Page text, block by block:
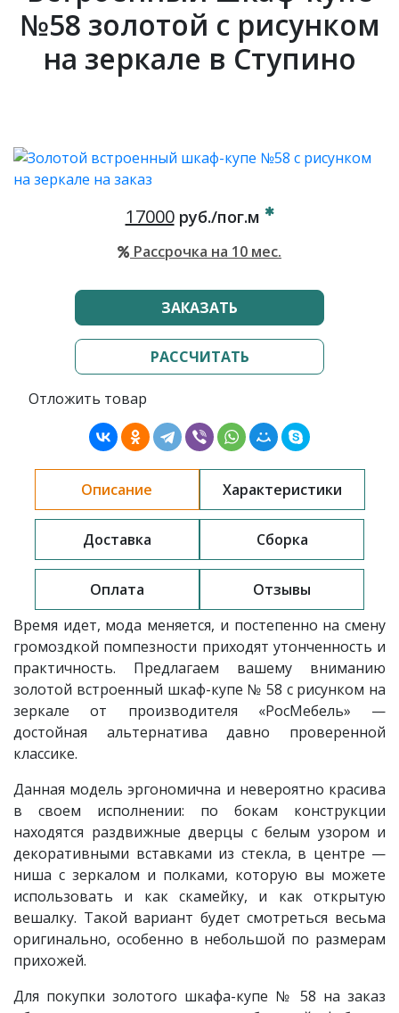
№58 золотой с рисунком
на зеркале в Ступино
17000руб./пог.м
Рассрочка на 10 мес.
ЗАКАЗАТЬ
РАССЧИТАТЬ
Отложить товар
Описание Характеристики
Доставка Сборка
Оплата
Отзывы
Время идет, мода меняется, и постепенно на смену
громоздкой помпезности приходят утонченность и
практичность. Предлагаем вашему вниманию
золотой встроенный шкаф-купе № 58 с рисунком на
зеркале от производителя «РосМебель» —
достойная альтернатива давно проверенной
классике.
Данная модель эргономична и невероятно красива
в своем исполнении: по бокам конструкции
находятся раздвижные дверцы с белым узором и
декоративными вставками из стекла, в центре —
ниша с зеркалом и полками, которую вы можете
использовать и как скамейку, и как открытую
вешалку. Такой вариант будет смотреться весьма
оригинально, особенно в небольшой по размерам
прихожей.
Для покупки золотого шкафа-купе № 58 на заказ